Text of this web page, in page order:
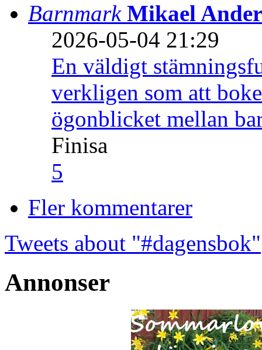
Barnmark Mikael
2026-05-04 21:29
En väldigt
verkligen som att
ögonblicket mellan
Finisa
5
Fler kommentarer
Tweets about "#dagensbok"
Annonser